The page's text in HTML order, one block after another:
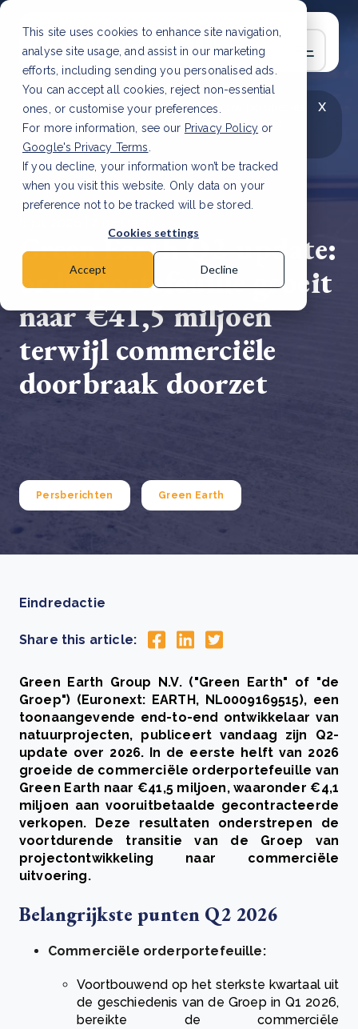
This site uses cookies to enhance site navigation,
analyse site usage, and assist in our marketing
efforts, including sending you personalised ads.
You can accept all cookies, reject non-essential
ones, or customise your preferences.
For more information, see our Privacy Policy or
Google's Privacy Terms
If you decline, your information won’t be tracked
when you visit this website. Only data on your
preference not to be tracked will be stored.
Cookies settings
Accept Decline
x
LAATSTE ARTIKEL
CSRD en uw positie als
leverancier: wat verandert er in 2026?Lees
artikel
Green Earth Q2-update:
orderportefeuille groeit
naar €41,5 miljoen
terwijl commerciële
doorbraak doorzet
Persberichten Green Earth
Eindredactie
Share this article:
Green Earth Group N.V. ("Green Earth" of "de
Groep") (Euronext: EARTH, NL0009169515), een
toonaangevende end-to-end ontwikkelaar van
natuurprojecten, publiceert vandaag zijn Q2-
update over 2026. In de eerste helft van 2026
groeide de commerciële orderportefeuille van
Green Earth naar €41,5 miljoen, waaronder €4,1
miljoen aan vooruitbetaalde gecontracteerde
verkopen. Deze resultaten onderstrepen de
voortdurende transitie van de Groep van
projectontwikkeling naar commerciële
uitvoering.
Belangrijkste punten Q2 2026
Commerciële orderportefeuille:
Voortbouwend op het sterkste kwartaal uit
de geschiedenis van de Groep in Q1 2026,
bereikte de commerciële